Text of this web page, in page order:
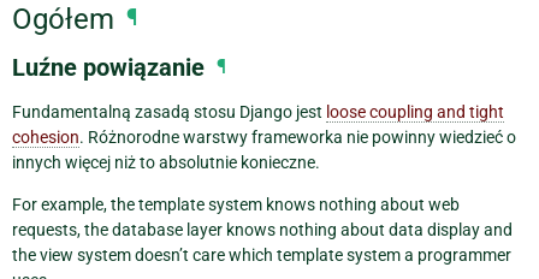
Ogółem ¶
Luźne powiązanie ¶
Fundamentalną zasadą stosu Django jest loose coupling and tight
cohesion. Różnorodne warstwy frameworka nie powinny wiedzieć o
innych więcej niż to absolutnie konieczne.
For example, the template system knows nothing about web
requests, the database layer knows nothing about data display and
the view system doesn’t care which template system a programmer